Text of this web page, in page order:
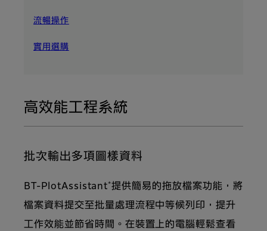
流暢操作
實用選購
高效能工程系統
批次輸出多項圖樣資料
BT-PlotAssistant*提供簡易的拖放檔案功能，將
檔案資料提交至批量處理流程中等候列印，提升
工作效能並節省時間。在裝置上的電腦輕鬆查看